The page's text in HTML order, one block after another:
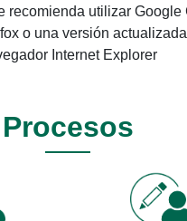
recomienda utilizar Google
o una versión actualizada
Internet Explorer
Procesos